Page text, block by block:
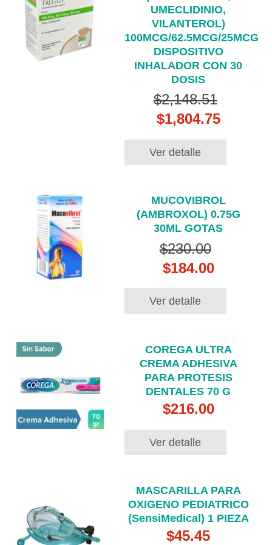
UMECLIDINIO,
VILANTEROL)
100MCG/62.5MCG/25MCG
DISPOSITIVO
INHALADOR CON 30
DOSIS
$2,148.51
$1,804.75
Ver detalle
MUCOVIBROL
(AMBROXOL) 0.75G
30ML GOTAS
$230.00
$184.00
Ver detalle
COREGA ULTRA
CREMA ADHESIVA
PARA PROTESIS
DENTALES 70 G
$216.00
Ver detalle
MASCARILLA PARA
OXIGENO PEDIATRICO
(SensiMedical) 1 PIEZA
$45.45